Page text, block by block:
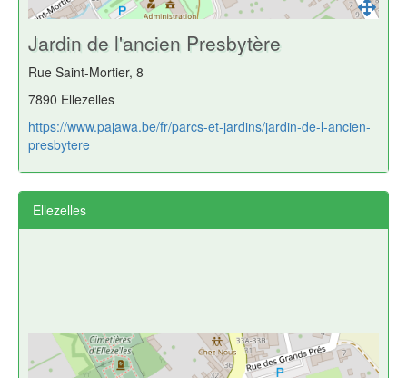
Jardin de l'ancien Presbytère
Rue Saint-Mortier, 8
7890 Ellezelles
https://www.pajawa.be/fr/parcs-et-jardins/jardin-de-l-ancien-
presbytere
Ellezelles